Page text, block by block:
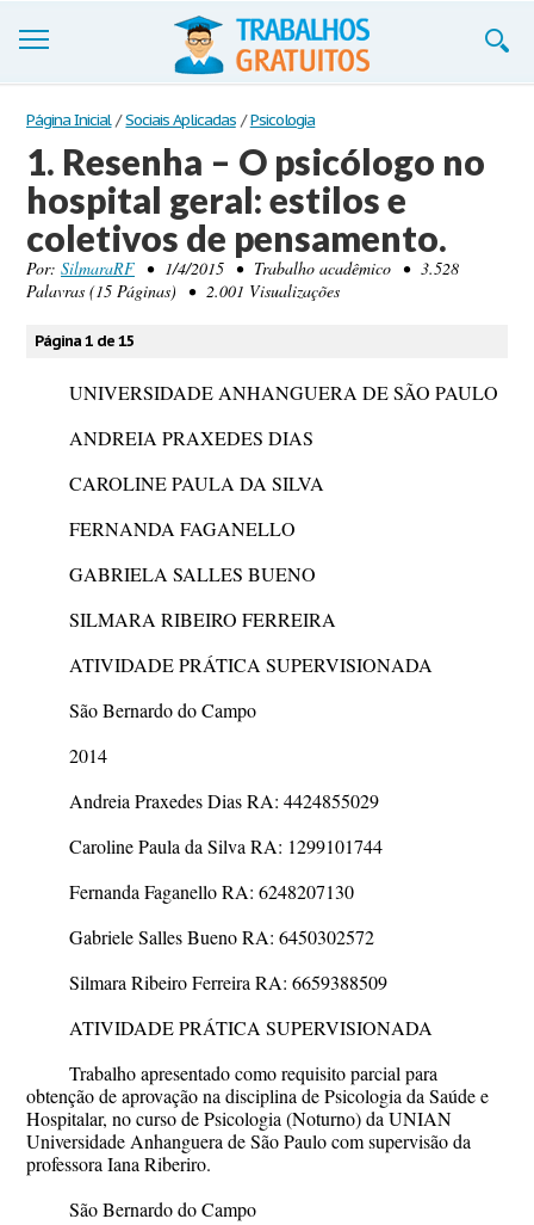
Trabalhos
Cadastre-se
Entre
Blog
Página Inicial / Sociais Aplicadas / Psicologia
1. Resenha – O psicólogo no
hospital geral: estilos e
coletivos de pensamento.
Por: SilmaraRF • 1/4/2015 • Trabalho acadêmico • 3.528
Palavras (15 Páginas) • 2.001 Visualizações
Página 1 de 15
UNIVERSIDADE ANHANGUERA DE SÃO PAULO
ANDREIA PRAXEDES DIAS
CAROLINE PAULA DA SILVA
FERNANDA FAGANELLO
GABRIELA SALLES BUENO
SILMARA RIBEIRO FERREIRA
ATIVIDADE PRÁTICA SUPERVISIONADA
São Bernardo do Campo
2014
Andreia Praxedes Dias RA: 4424855029
Caroline Paula da Silva RA: 1299101744
Fernanda Faganello RA: 6248207130
Gabriele Salles Bueno RA: 6450302572
Silmara Ribeiro Ferreira RA: 6659388509
ATIVIDADE PRÁTICA SUPERVISIONADA
Trabalho apresentado como requisito parcial para
obtenção de aprovação na disciplina de Psicologia da Saúde e
Hospitalar, no curso de Psicologia (Noturno) da UNIAN
Universidade Anhanguera de São Paulo com supervisão da
professora Iana Riberiro.
São Bernardo do Campo